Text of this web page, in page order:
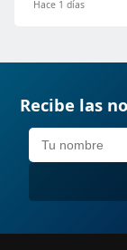
Hace 1 días
Recibe las